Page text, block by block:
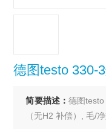
德图testo 330-
简要描述： 德图
（无H2 补偿）, 毛/